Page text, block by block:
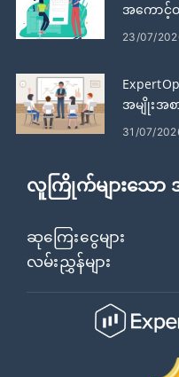
အကောင့်ဝ
23/07/
အမျိုးအစ
များ
31/07/
လူကြိုက်များသော
ဆုကြေးငွေများ
လမ်းညွှန်များ